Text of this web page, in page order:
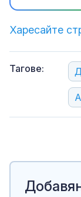
Харесайте
Тагове: